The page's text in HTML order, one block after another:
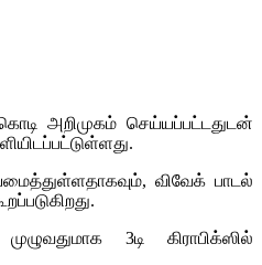
அறிமுகம் செய்யப்பட்டதுடன்
விவேக் பாடல்
3டி கிராபிக்ஸில்